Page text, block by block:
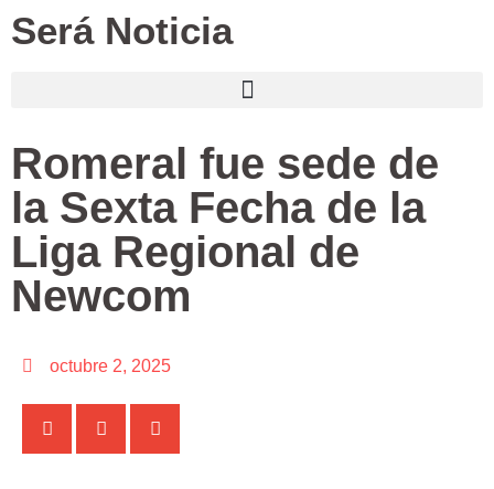
Será Noticia
Romeral fue sede de
la Sexta Fecha de la
Liga Regional de
Newcom
octubre 2, 2025